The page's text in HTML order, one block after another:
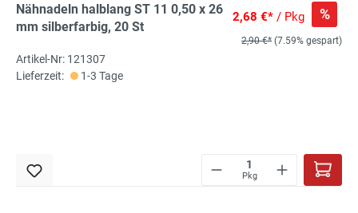
Nähnadeln halblang ST 11 0,50 x 26
mm silberfarbig, 20 St
2,68 €* / Pkg %
2,90 €* (7.59% gespart)
Artikel-Nr: 121307
Lieferzeit:
1-3 Tage
Pkg